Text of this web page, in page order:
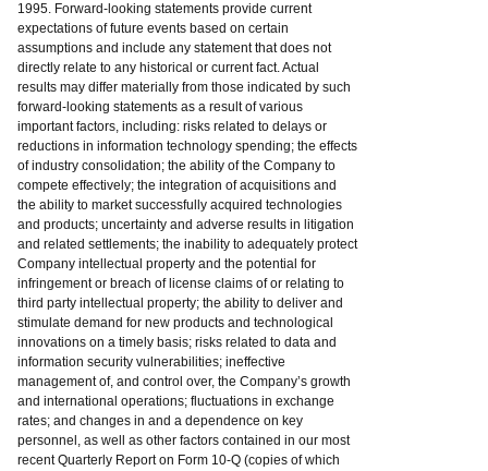
1995. Forward-looking statements provide current
expectations of future events based on certain
assumptions and include any statement that does not
directly relate to any historical or current fact. Actual
results may differ materially from those indicated by such
forward-looking statements as a result of various
important factors, including: risks related to delays or
reductions in information technology spending; the effects
of industry consolidation; the ability of the Company to
compete effectively; the integration of acquisitions and
the ability to market successfully acquired technologies
and products; uncertainty and adverse results in litigation
and related settlements; the inability to adequately protect
Company intellectual property and the potential for
infringement or breach of license claims of or relating to
third party intellectual property; the ability to deliver and
stimulate demand for new products and technological
innovations on a timely basis; risks related to data and
information security vulnerabilities; ineffective
management of, and control over, the Company’s growth
and international operations; fluctuations in exchange
rates; and changes in and a dependence on key
personnel, as well as other factors contained in our most
recent Quarterly Report on Form 10-Q (copies of which